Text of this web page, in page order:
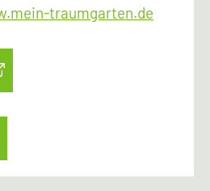
traumgarten.de